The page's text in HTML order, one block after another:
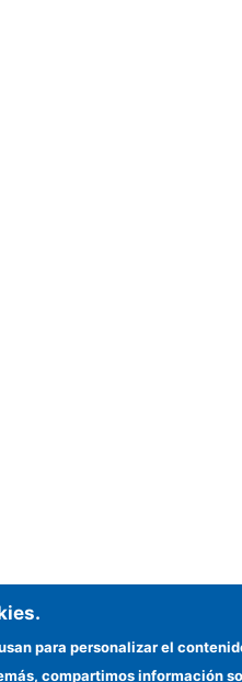
para personalizar el
compartimos información